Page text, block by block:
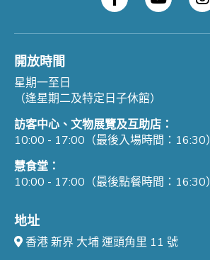
開放時間
星期一至日
（逢星期二及特定日子休館）
訪客中心、文物展覽及互助店：
10:00 - 17:00（最後入場時間：16:30）
慧食堂：
10:00 - 17:00（最後點餐時間：16:30）
地址
香港 新界 大埔 運頭角里 11 號